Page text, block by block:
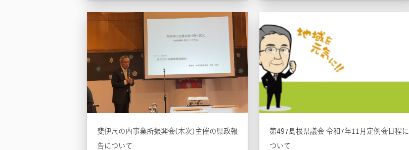
斐伊尺の内事業所振興会(木次)主催の県政報
告について
第497島根県議会 令和7年11月定例会日程に
ついて